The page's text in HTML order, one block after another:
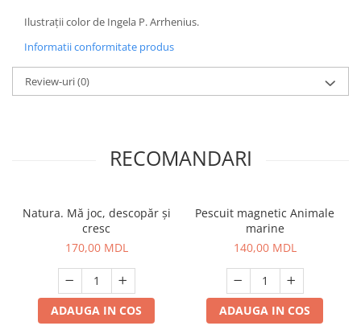
Ilustrații color de Ingela P. Arrhenius.
Informatii conformitate produs
Review-uri(0)
RECOMANDARI
Natura. Mă joc, descopăr și
cresc
170,00 MDL
ADAUGA IN COS
Pescuit magnetic Animale
marine
140,00 MDL
ADAUGA IN COS